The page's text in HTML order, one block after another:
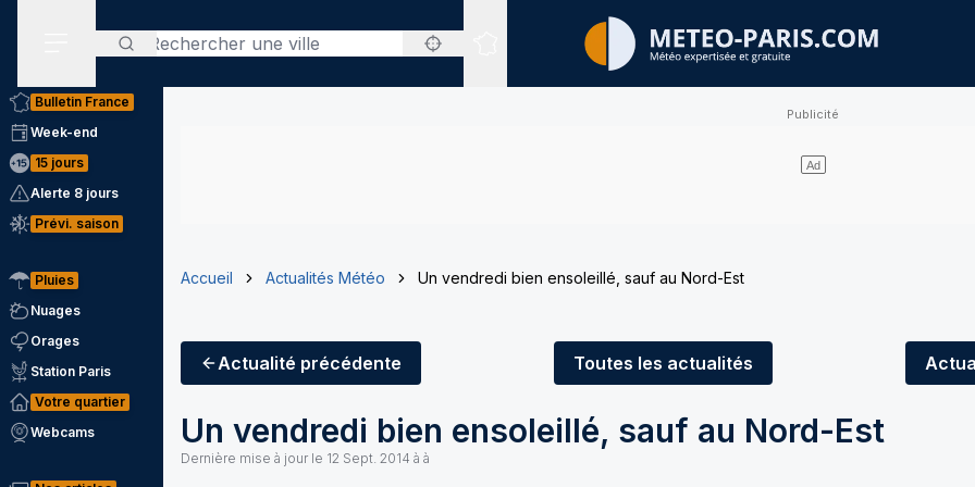
Rechercher
Sites expertisés
Bulletin France
Week-end
15 jours
Alerte 8 jours
Prévi. saison
Pluies
Nuages
Orages
Station Paris
Votre quartier
Webcams
Accueil Actualités Météo Un vendredi bien ensoleillé, sauf au Nord-Est
Actualité précédente Toutes les actualités
Un vendredi bien ensoleillé, sauf au Nord-Est
Dernière mise à jour le 12 Sept. 2014 à à